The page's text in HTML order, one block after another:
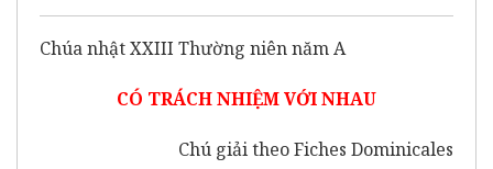
Chúa nhật XXIII Thường niên năm A
CÓ TRÁCH NHIỆM VỚI NHAU
Chú giải theo Fiches Dominicales